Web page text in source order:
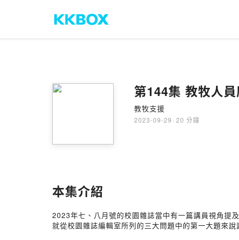
第144集 教牧人
教牧支援
2023-09-29 · 20 分鐘
本集介紹
2023年七、八月號的校園雜誌當中有一篇講員視角提
就從校園雜誌編輯室所列的三大問題中的第一大題來說